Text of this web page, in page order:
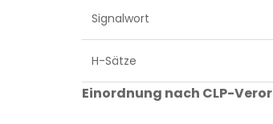
Signalwort
H-Sätze
Einordnung nach CLP-